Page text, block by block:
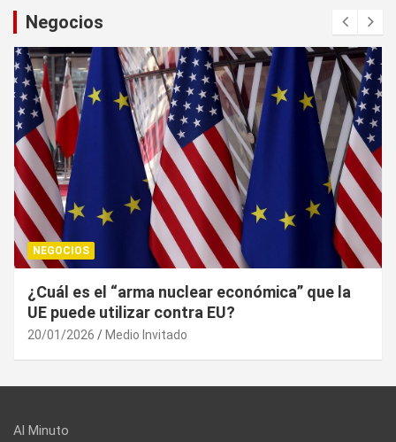
Negocios
NEGOCIOS
Trump, un año después: la economía resistió,
el bolsillo no
20/01/2026 Medio Invitado
Al Minuto